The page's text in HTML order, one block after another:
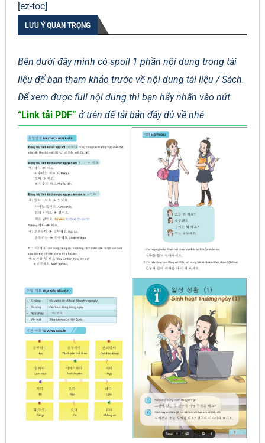
[ez-toc]
LƯU Ý QUAN TRỌNG
Bên dưới đây mình có spoil 1 phần nội dung trong tài
liệu để bạn tham khảo trước về nội dung tài liệu / Sách.
Để xem được full nội dung thì bạn hãy nhấn vào nút
“Link tải PDF” ở trên để tải bản đầy đủ về nhé